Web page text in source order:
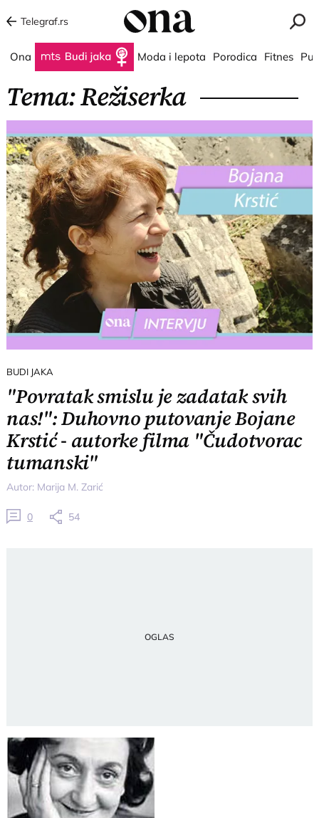
Telegraf.rs
Ona Budi jaka Moda i lepota Porodica Fitnes
Tema: Režiserka
BUDI JAKA
"Povratak smislu je zadatak svih
nas!": Duhovno putovanje Bojane
Krstić - autorke filma "Čudotvorac
tumanski"
Autor: Marija M. Zarić
0 54